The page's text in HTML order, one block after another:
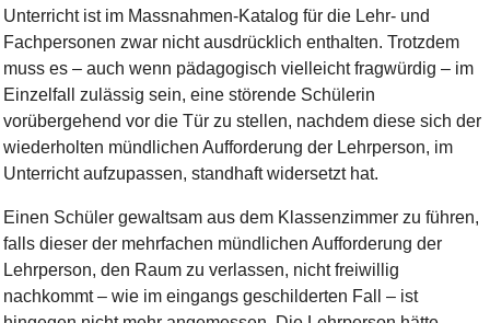
Unterricht ist im Massnahmen-Katalog für die Lehr- und
Fachpersonen zwar nicht ausdrücklich enthalten. Trotzdem
muss es – auch wenn pädagogisch vielleicht fragwürdig – im
Einzelfall zulässig sein, eine störende Schülerin
vorübergehend vor die Tür zu stellen, nachdem diese sich der
wiederholten mündlichen Aufforderung der Lehrperson, im
Unterricht aufzupassen, standhaft widersetzt hat.
Einen Schüler gewaltsam aus dem Klassenzimmer zu führen,
falls dieser der mehrfachen mündlichen Aufforderung der
Lehrperson, den Raum zu verlassen, nicht freiwillig
nachkommt – wie im eingangs geschilderten Fall – ist